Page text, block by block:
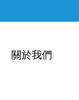
關於我們